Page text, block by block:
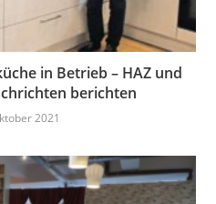
in Betrieb – HAZ und
berichten
2021